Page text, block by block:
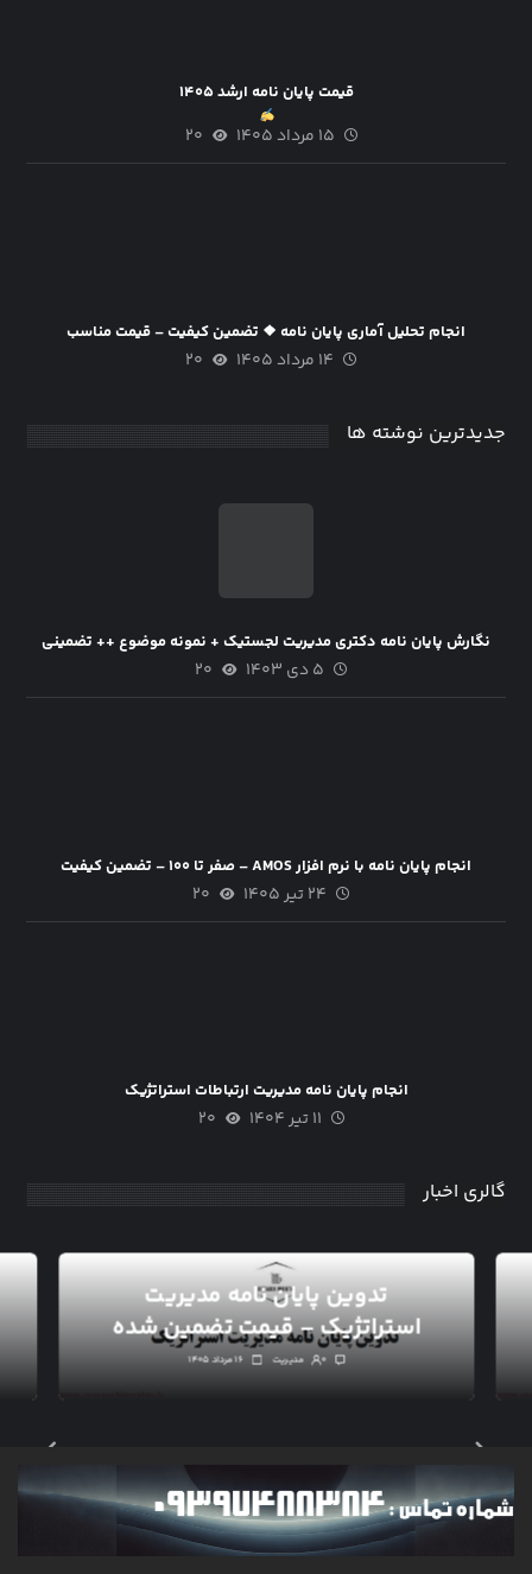
قیمت پایان نامه ارشد ۱۴۰۵
۱۵ مرداد ۱۴۰۵ ۲۰
انجام تحلیل آماری پایان نامه ❖ تضمین کیفیت – قیمت مناسب
۱۴ مرداد ۱۴۰۵ ۲۰
جدیدترین نوشته ها
نگارش پایان نامه دکتری مدیریت لجستیک + نمونه موضوع ++ تضمینی
۵ دی ۱۴۰۳ ۲۰
انجام پایان نامه با نرم افزار AMOS – صفر تا ۱۰۰ – تضمین کیفیت
۲۴ تیر ۱۴۰۵ ۲۰
انجام پایان نامه مدیریت ارتباطات استراتژیک
۱۱ تیر ۱۴۰۴ ۲۰
گالری اخبار
تدوین پایان نامه مدیریت
استراتژیک – قیمت تضمین شده
۱۶ مرداد ۱۴۰۵ مدیریت ۰
خبرنامه